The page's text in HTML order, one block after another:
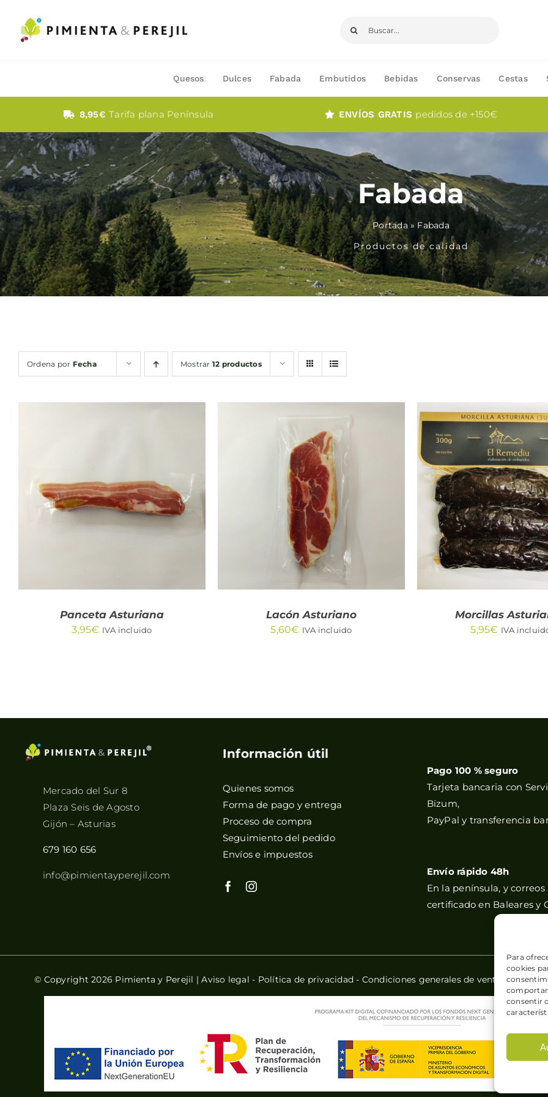
Para
cookies
consentir
contenido
Quesos Dulces Fabada Embutidos Bebidas Conservas Cestas
8,95€Tarifa plana Península ENVÍOS GRATIS pedidos de +150€
Fabada
Portada » Fabada
Productos de calidad
Ordena por Fecha Mostrar 12 productos
AÑADIR AL CARRITO
/
QUICK VIEW
Panceta Asturiana
3,95€ IVA incluido
AÑADIR AL CARRITO
QUICK VIEW
Lacón Asturiano
5,60€ IVA incluido
AÑADIR AL CARRITO
QUICK VIEW
Morcillas
5,95€ IVA
Mercado del Sur 8
Plaza Seis de Agosto
Gijón – Asturias
679 160 656
info@pimientayperejil.com
Información útil
Quienes somos
Forma de pago y entrega
Proceso de compra
Seguimiento del pedido
Envíos e impuestos
Pago 100 % seguro
Tarjeta bancaria con
Bizum,
PayPal y transferencia
Envío rápido 48h
En la península, y correos
certificado en Baleares y
© Copyright 2026 Pimienta y Perejil |Aviso legal - Política de privacidad- Condiciones generales de venta -Política